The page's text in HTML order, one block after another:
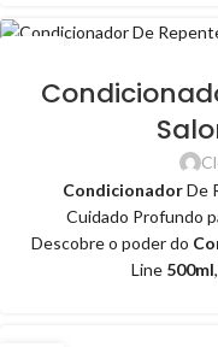
CondicionadorDe
Cuidado Profundo
Descobre o poder do
Line 500ml